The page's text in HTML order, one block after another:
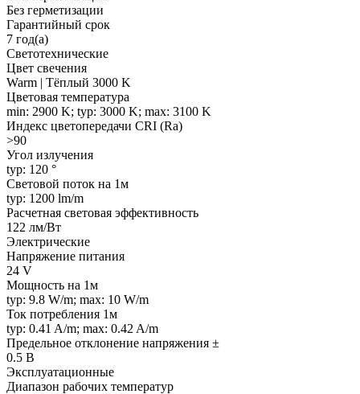
Без герметизации
Гарантийный срок
7 год(а)
Светотехнические
Цвет свечения
Warm | Тёплый 3000 K
Цветовая температура
min: 2900 K; typ: 3000 K; max: 3100 K
Индекс цветопередачи CRI (Ra)
>90
Угол излучения
typ: 120 °
Световой поток на 1м
typ: 1200 lm/m
Расчетная световая эффективность
122 лм/Вт
Электрические
Напряжение питания
24 V
Мощность на 1м
typ: 9.8 W/m; max: 10 W/m
Ток потребления 1м
typ: 0.41 A/m; max: 0.42 A/m
Предельное отклонение напряжения ±
0.5 В
Эксплуатационные
Диапазон рабочих температур